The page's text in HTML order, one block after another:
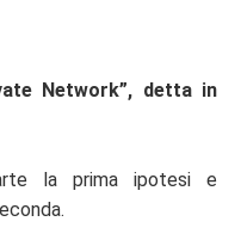
Network”, detta in
la prima ipotesi e